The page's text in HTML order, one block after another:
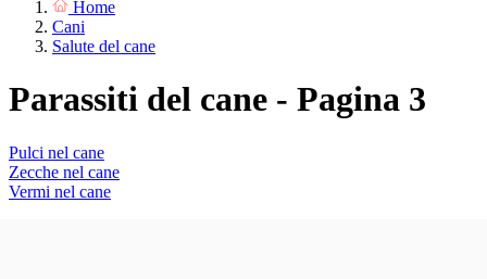
Home
Cani
Salute del cane
Parassiti del cane - Pagina 3
Pulci nel cane
Zecche nel cane
Vermi nel cane